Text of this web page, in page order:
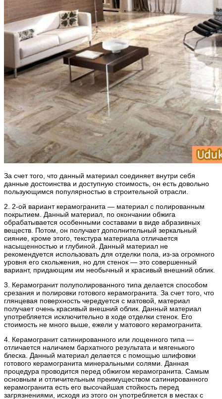
За счет того, что данный материал соединяет внутри себя
данные достоинства и доступную стоимость, он есть довольно
пользующимся популярностью в строительной отрасли.
2. 2-ой вариант керамогранита — материал с полированным
покрытием. Данный материал, по окончании обжига
обрабатывается особенными составами в виде абразивных
веществ. Потом, он получает дополнительный зеркальный
сияние, кроме этого, текстура материала отличается
насыщенностью и глубиной. Данный материал не
рекомендуется использовать для отделки пола, из-за огромного
уровня его скольжения, но для стенок — это совершенный
вариант, придающим им необычный и красивый внешний облик.
3. Керамогранит полуполированного типа делается способом
срезания и полировки готового керамогранита. За счет того, что
глянцевая поверхность чередуется с матовой, материал
получает очень красивый внешний облик. Данный материал
употребляется исключительно в ходе отделки стенок. Его
стоимость не много выше, ежели у матового керамогранита.
4. Керамогранит сатинированного или лощенного типа —
отличается наличием бархатного результата и мягенького
блеска. Данный материал делается с помощью шлифовки
готового керамогранита минеральными солями. Данная
процедура проводится перед обжигом керамогранита. Самым
основным и отличительным преимуществом сатинированного
керамогранита есть его высочайшая стойкость перед
загрязнениями, исходя из этого он употребляется в местах с